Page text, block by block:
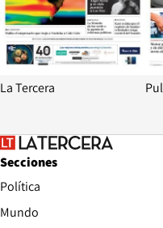
La Tercera
Secciones
Política
Mundo